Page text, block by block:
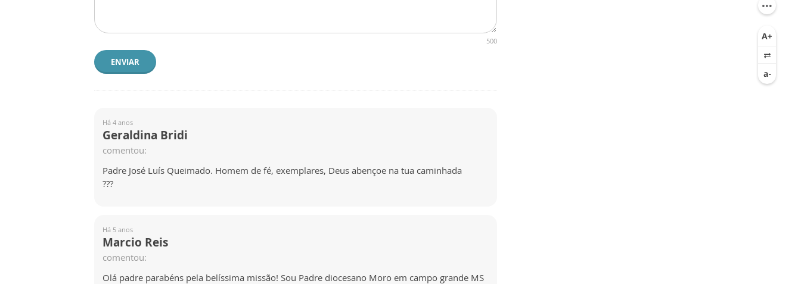
500
ENVIAR
Há 4 anos
Geraldina Bridi
comentou:
Padre José Luís Queimado. Homem de fé, exemplares, Deus abençoe na tua caminhada
???
Há 5 anos
Marcio Reis
comentou:
Olá padre parabéns pela belíssima missão! Sou Padre diocesano Moro em campo grande MS